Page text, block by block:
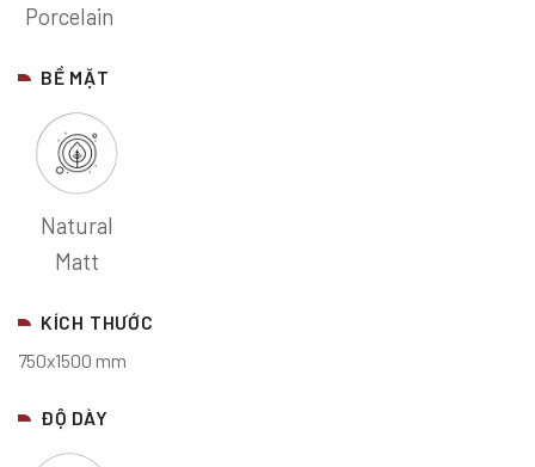
Porcelain
BỀ MẶT
Natural
Matt
KÍCH THƯỚC
750x1500 mm
ĐỘ DÀY